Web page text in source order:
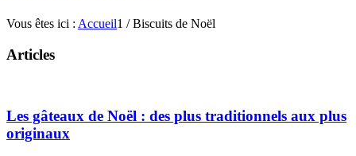
Vous êtes ici : Accueil1 / Biscuits de Noël
Articles
Les gâteaux de Noël : des plus traditionnels aux plus
originaux